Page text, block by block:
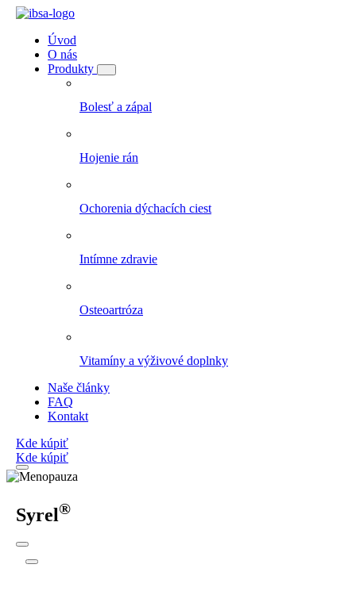
Úvod
O nás
Produkty
Bolesť a zápal
Hojenie rán
Ochorenia dýchacích ciest
Intímne zdravie
Osteoartróza
Vitamíny a výživové doplnky
Naše články
FAQ
Kontakt
Kde kúpiť
Kde kúpiť
Syrel®